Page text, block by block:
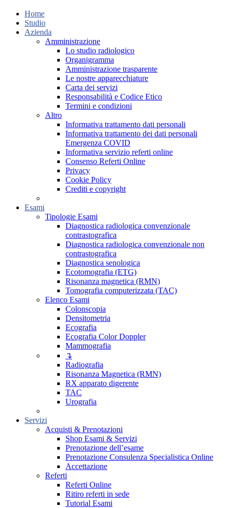
Home
Studio
Azienda
Amministrazione
Lo studio radiologico
Organigramma
Amministrazione trasparente
Le nostre apparecchiature
Carta dei servizi
Responsabilità e Codice Etico
Termini e condizioni
Altro
Informativa trattamento dati personali
Informativa trattamento dei dati personali
Emergenza COVID
Informativa servizio referti online
Consenso Referti Online
Privacy
Cookie Policy
Crediti e copyright
Esami
Tipologie Esami
Diagnostica radiologica convenzionale
contrastografica
Diagnostica radiologica convenzionale non
contrastografica
Diagnostica senologica
Ecotomografia (ETG)
Risonanza magnetica (RMN)
Tomografia computerizzata (TAC)
Elenco Esami
Colonscopia
Densitometria
Ecografia
Ecografia Color Doppler
Mammografia
↴
Radiografia
Risonanza Magnetica (RMN)
RX apparato digerente
TAC
Urografia
Servizi
Acquisti & Prenotazioni
Shop Esami & Servizi
Prenotazione dell’esame
Prenotazione Consulenza Specialistica Online
Accettazione
Referti
Referti Online
Ritiro referti in sede
Tutorial Esami